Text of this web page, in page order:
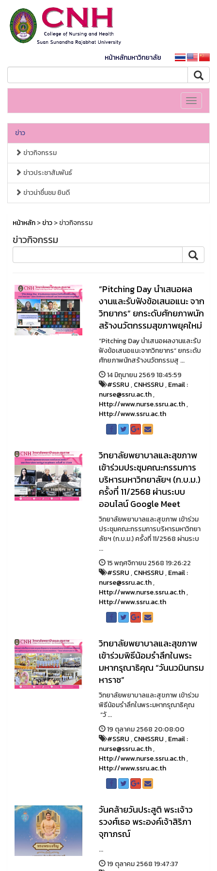
หน้าหลักมหาวิทยาลัย
Toggle
ข่าว
ข่าวกิจกรรม
ข่าวประชาสัมพันธ์
ข่าวน่าชื่นชม ยินดี
หน้าหลัก>ข่าว> ข่าวกิจกรรม
ข่าวกิจกรรม
“Pitching Day นำเสนอผล
งานและรับฟังข้อเสนอแนะ จาก
วิทยากร” ยกระดับศักยภาพนัก
สร้างนวัตกรรมสุขภาพยุคใหม่
“Pitching Day นำเสนอผลงานและรับ
ฟังข้อเสนอแนะจากวิทยากร” ยกระดับ
ศักยภาพนักสร้างนวัตกรรมสุ ...
14 มิถุนายน 2569 18:45:59
#SSRU,CNHSSRU,Email :
nurse@ssru.ac.th,
Http://www.nurse.ssru.ac.th,
Http://www.ssru.ac.th
วิทยาลัยพยาบาลและสุขภาพ
เข้าร่วมประชุมคณะกรรมการ
บริหารมหาวิทยาลัยฯ (ก.บ.ม.)
ครั้งที่ 11/2568 ผ่านระบบ
ออนไลน์ Google Meet
วิทยาลัยพยาบาลและสุขภาพ เข้าร่วม
ประชุมคณะกรรมการบริหารมหาวิทยา
ลัยฯ (ก.บ.ม.) ครั้งที่ 11/2568 ผ่านระบ
...
15 พฤศจิกายน 2568 19:26:22
#SSRU,CNHSSRU,Email :
nurse@ssru.ac.th,
Http://www.nurse.ssru.ac.th,
Http://www.ssru.ac.th
วิทยาลัยพยาบาลและสุขภาพ
เข้าร่วมพิธีน้อมรำลึกในพระ
มหากรุณาธิคุณ “วันนวมินทรม
หาราช”
วิทยาลัยพยาบาลและสุขภาพ เข้าร่วม
พิธีน้อมรำลึกในพระมหากรุณาธิคุณ
“วั ...
19 ตุลาคม 2568 20:08:00
#SSRU,CNHSSRU,Email :
nurse@ssru.ac.th,
Http://www.nurse.ssru.ac.th,
Http://www.ssru.ac.th
วันคล้ายวันประสูติ พระเจ้าว
รวงศ์เธอ พระองค์เจ้าสิริภา
จุฑาภรณ์
...
19 ตุลาคม 2568 19:47:37